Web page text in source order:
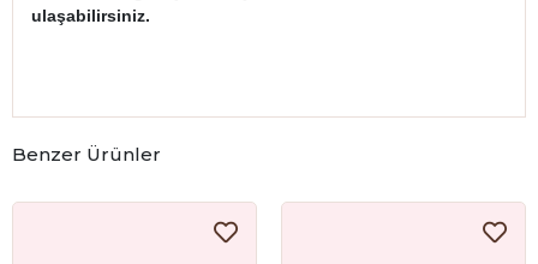
ulaşabilirsiniz.
Benzer Ürünler